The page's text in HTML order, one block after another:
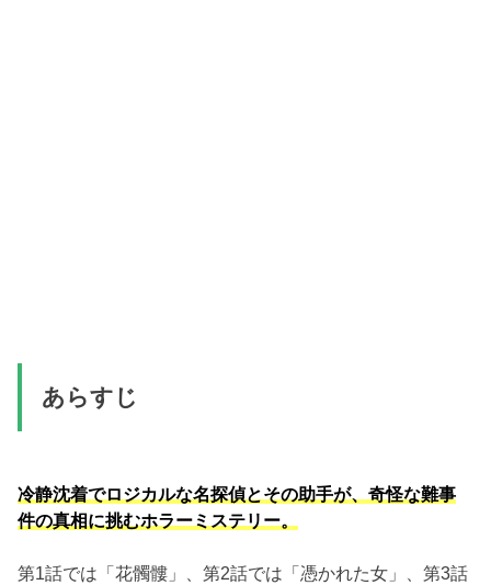
あらすじ
冷静沈着でロジカルな名探偵とその助手が、奇怪な難事
件の真相に挑むホラーミステリー。
第1話では「花髑髏」、第2話では「憑かれた女」、第3話